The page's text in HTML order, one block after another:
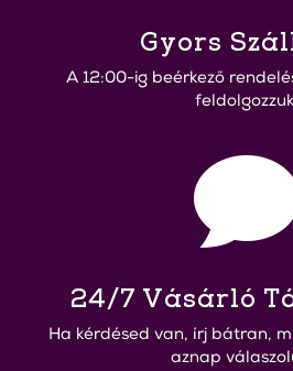
Gyors
A 12:00-ig beérkező
24/7 Vásárló
Ha kérdésed van, írj bátran,
aznap